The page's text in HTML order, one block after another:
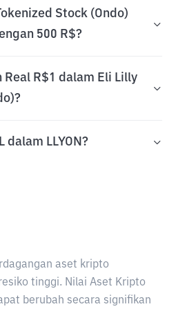
Stock (Ondo)
500 R$?
R$1 dalam Eli Lilly
dalam LLYON?
aset kripto
tinggi. Nilai Aset Kripto
berubah secara signifikan